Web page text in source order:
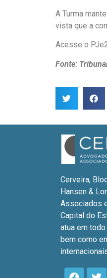
A Turma
vista que a
Acesse o
Fonte:
Cerveira,
Hansen &
Associados
Capital do
atua em
bem como